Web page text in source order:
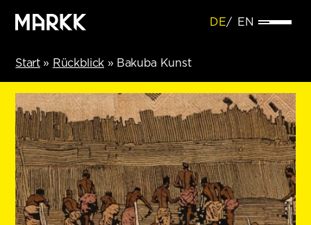
DE EN
Start» Rückblick» Bakuba Kunst